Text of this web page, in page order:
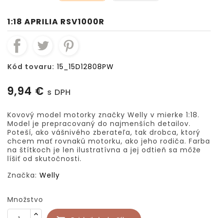
1:18 APRILIA RSV1000R
Kód tovaru: 15_15D12808PW
9,94 € s DPH
Kovový model motorky značky Welly v mierke 1:18.
Model je prepracovaný do najmenších detailov.
Poteší, ako vášnivého zberateľa, tak drobca, ktorý
chcem mať rovnakú motorku, ako jeho rodiča. Farba
na štítkoch je len ilustratívna a jej odtieň sa môže
líšiť od skutočnosti.
Značka: Welly
Množstvo